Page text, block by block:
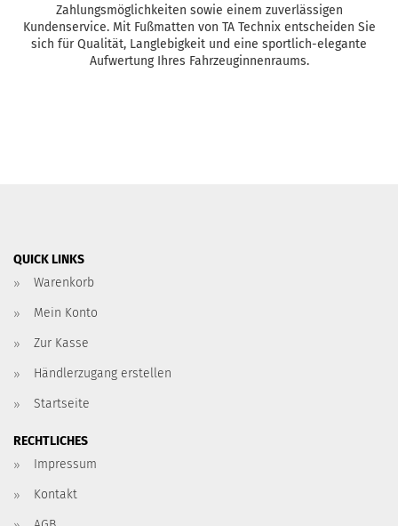
Zahlungsmöglichkeiten sowie einem zuverlässigen
Kundenservice. Mit Fußmatten von TA Technix entscheiden Sie
sich für Qualität, Langlebigkeit und eine sportlich-elegante
Aufwertung Ihres Fahrzeuginnenraums.
QUICK LINKS
Warenkorb
Mein Konto
Zur Kasse
Händlerzugang erstellen
Startseite
RECHTLICHES
Impressum
Kontakt